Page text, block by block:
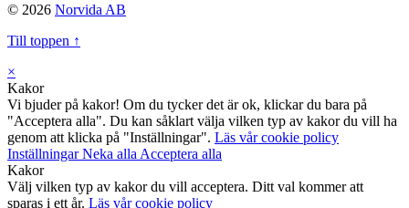
© 2026 Norvida AB
Till toppen ↑
×
Kakor
Vi bjuder på kakor! Om du tycker det är ok, klickar du bara på
"Acceptera alla". Du kan såklart välja vilken typ av kakor du vill ha
genom att klicka på "Inställningar". Läs vår cookie policy
InställningarNeka alla Acceptera alla
Kakor
Välj vilken typ av kakor du vill acceptera. Ditt val kommer att
sparas i ett år. Läs vår cookie policy